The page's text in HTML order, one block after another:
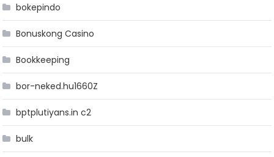
bokepindo
Bonuskong Casino
Bookkeeping
bor-neked.hu1660Z
bptplutiyans.in c2
bulk